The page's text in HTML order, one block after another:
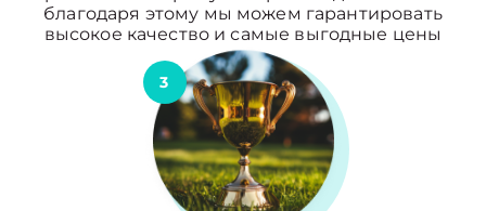
благодаря этому мы можем гарантировать
высокое качество и самые выгодные цены
3